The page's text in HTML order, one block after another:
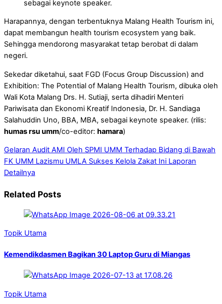
sebagai keynote speaker.
Harapannya, dengan terbentuknya Malang Health Tourism ini,
dapat membangun health tourism ecosystem yang baik.
Sehingga mendorong masyarakat tetap berobat di dalam
negeri.
Sekedar diketahui, saat FGD (Focus Group Discussion) and
Exhibition: The Potential of Malang Health Tourism, dibuka oleh
Wali Kota Malang Drs. H. Sutiaji, serta dihadiri Menteri
Pariwisata dan Ekonomi Kreatif Indonesia, Dr. H. Sandiaga
Salahuddin Uno, BBA, MBA, sebagai keynote speaker. (rilis:
humas rsu umm/co-editor: hamara)
Gelaran Audit AMI Oleh SPMI UMM Terhadap Bidang di Bawah
FK UMM Lazismu UMLA Sukses Kelola Zakat Ini Laporan
Detailnya
Related Posts
Topik Utama
Kemendikdasmen Bagikan 30 Laptop Guru di Miangas
Topik Utama